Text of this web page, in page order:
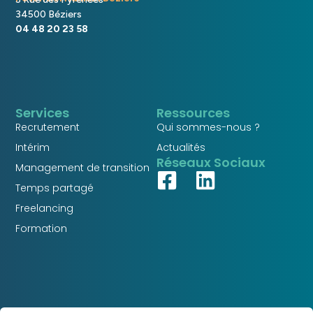
34500 Béziers
04 48 20 23 58
Services
Recrutement
Intérim
Management de transition
Temps partagé
Freelancing
Formation
Ressources
Qui sommes-nous ?
Actualités
Réseaux Sociaux